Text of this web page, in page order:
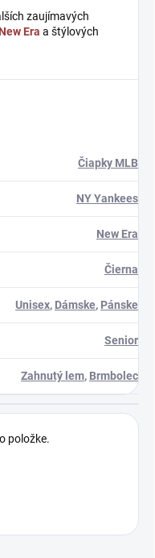
zaujímavých
New Era a štýlových
Čiapky MLB
NY Yankees
New Era
Čierna
Unisex, Dámske, Pánske
Senior
Zahnutý lem, Brmbolec
položke.